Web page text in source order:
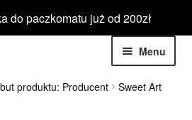
do paczkomatu już od 200zł
Menu
Rozwiń
produktu: Producent Sweet Art